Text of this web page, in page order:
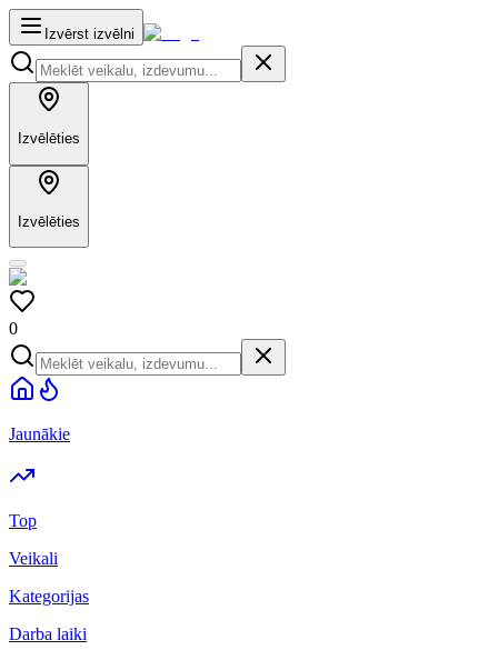
Izvērst izvēlni
Izvēlēties
Izvēlēties
0
Jaunākie
Top
Veikali
Kategorijas
Darba laiki